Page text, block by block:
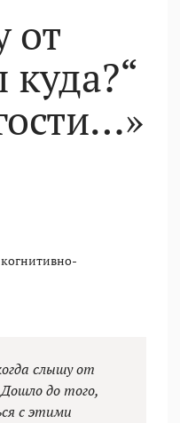
от
слышу от
до того,
с этими